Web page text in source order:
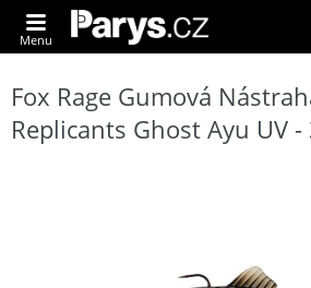
Menu
Fox Rage Gumová
Replicants Ghost Ayu UV -